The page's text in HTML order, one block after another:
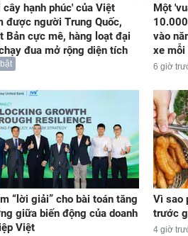
cây hạnh phúc' của Việt
được người Trung Quốc,
Bản cực mê, hàng loạt đại
đua mở rộng diện tích
Một
vào
xe mỗi
6 giờ
“lời giải” cho bài toán tăng
giữa biến động của doanh
Việt
Vì sao
trước
4 giờ